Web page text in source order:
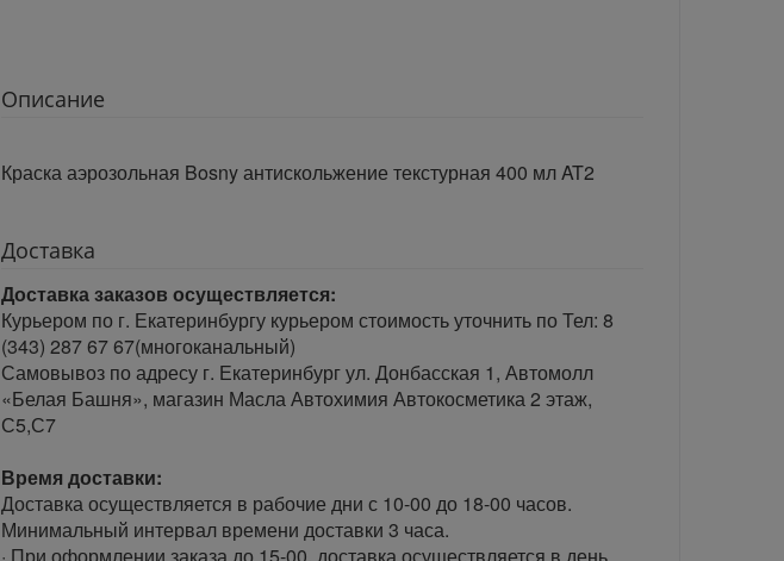
Описание
Краска аэрозольная Bosny антискольжение текстурная 400 мл AT2
Доставка
Доставка заказов осуществляется:
Курьером по г. Екатеринбургу курьером стоимость уточнить по Тел: 8
(343) 287 67 67(многоканальный)
Самовывоз по адресу г. Екатеринбург ул. Донбасская 1, Автомолл
«Белая Башня», магазин Масла Автохимия Автокосметика 2 этаж,
С5,С7
Время доставки:
Доставка осуществляется в рабочие дни с 10-00 до 18-00 часов.
Минимальный интервал времени доставки 3 часа.
· При оформлении заказа до 15-00, доставка осуществляется в день